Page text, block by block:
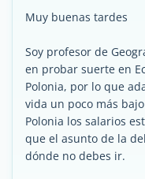
Muy buenas tardes
Soy profesor de
en probar suerte en
Polonia, por lo que
vida un poco más
Polonia los salarios
que el asunto de la
dónde no debes ir.